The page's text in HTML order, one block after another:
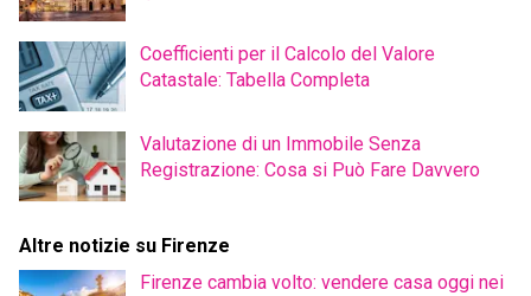
Coefficienti per il Calcolo del Valore
Catastale: Tabella Completa
Valutazione di un Immobile Senza
Registrazione: Cosa si Può Fare Davvero
Altre notizie su Firenze
Firenze cambia volto: vendere casa oggi nei